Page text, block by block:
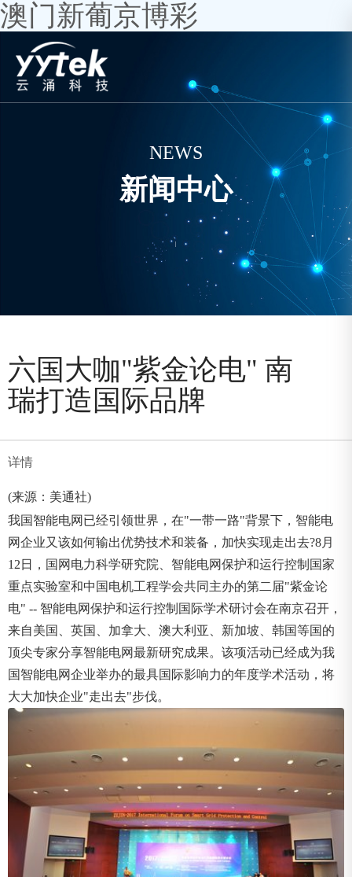
澳门新葡京博彩
NEWS
新闻中心
六国大咖"紫金论电" 南
瑞打造国际品牌
详情
(来源：美通社)
我国智能电网已经引领世界，在"一带一路"背景下，智能电
网企业又该如何输出优势技术和装备，加快实现走出去?8月
12日，国网电力科学研究院、智能电网保护和运行控制国家
重点实验室和中国电机工程学会共同主办的第二届"紫金论
电" -- 智能电网保护和运行控制国际学术研讨会在南京召开，
来自美国、英国、加拿大、澳大利亚、新加坡、韩国等国的
顶尖专家分享智能电网最新研究成果。该项活动已经成为我
国智能电网企业举办的最具国际影响力的年度学术活动，将
大大加快企业"走出去"步伐。